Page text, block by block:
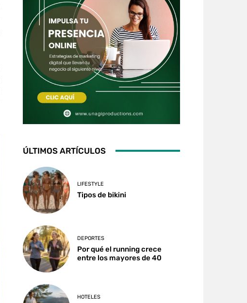
ÚLTIMOS ARTÍCULOS
LIFESTYLE
Tipos de bikini
DEPORTES
Por qué el running crece
entre los mayores de 40
HOTELES